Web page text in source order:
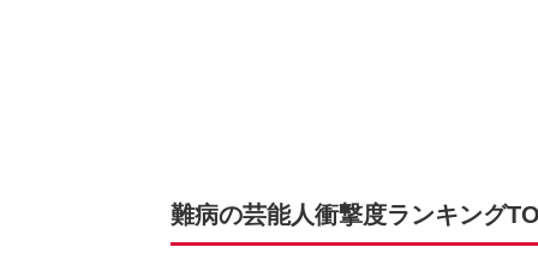
難病の芸能人衝撃度ランキング